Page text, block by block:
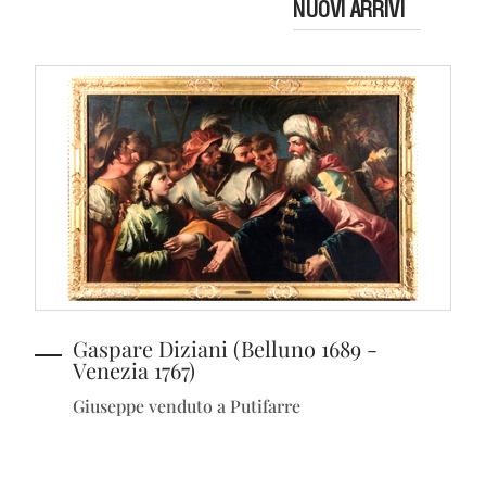
NUOVI ARRIVI
Gaspare Diziani (Belluno 1689 -
Venezia 1767)
Giuseppe venduto a Putifarre